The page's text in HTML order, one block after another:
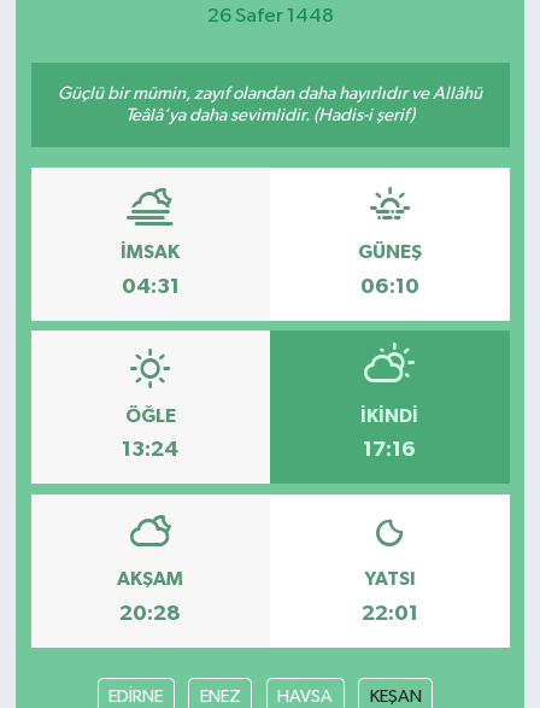
26 Safer 1448
Güçlü bir mümin, zayıf olandan daha hayırlıdır ve Allâhü
Teâlâ'ya daha sevimlidir. (Hadis-i şerif)
İMSAK
04:31
GÜNEŞ
06:10
ÖĞLE
13:24
İKINDI
17:16
AKŞAM
20:28
YATSI
22:01
EDİRNE ENEZ HAVSA KEŞAN
Etkinlikler